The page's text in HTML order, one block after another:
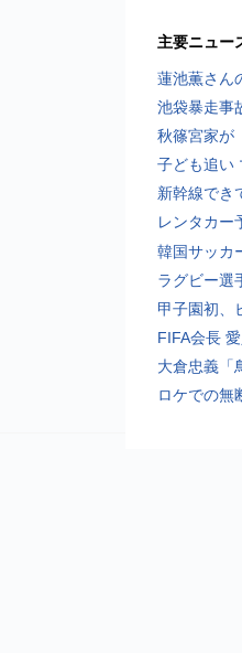
主要ニュー
蓮池薫さん
池袋暴走事
秋篠宮家が
子ども追い
新幹線でき
レンタカー
韓国サッカ
ラグビー選
甲子園初、
FIFA会長
大倉忠義「
ロケでの無